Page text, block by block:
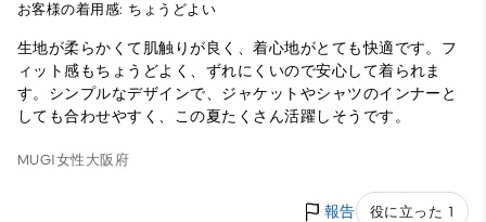
お客様の着用感: ちょうどよい
生地が柔らかくて肌触りが良く、着心地がとても快適です。フ
ィット感もちょうどよく、ずれにくいので安心して着られま
す。シンプルなデザインで、ジャケットやシャツのインナーと
しても合わせやすく、この夏たくさん活躍しそうです。
MUGI女性 大阪府
報告 役に立った 1